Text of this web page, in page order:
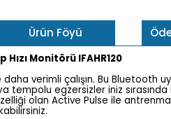
Ürün Föyü
Monitörü IFAHR120
verimli çalışın. Bu Bluetooth
tempolu egzersizler iniz
olan Active Pulse ile